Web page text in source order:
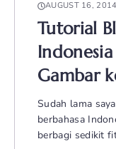
AUGUST 16, 2014
Tutorial
Gambar
Sudah lama
berbahasa
berbagi sedikit